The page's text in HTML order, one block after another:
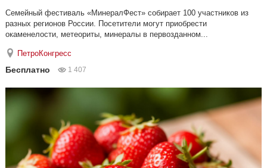
Семейный фестиваль «МинералФест» собирает 100 участников из
разных регионов России. Посетители могут приобрести
окаменелости, метеориты, минералы в первозданном...
ПетроКонгресс
Бесплатно 1 407